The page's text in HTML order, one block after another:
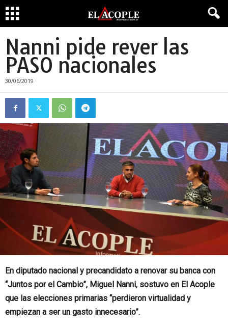
Nanni pide rever las
PASO nacionales
30/06/2019
En diputado nacional y precandidato a renovar su banca con
“Juntos por el Cambio”, Miguel Nanni, sostuvo en El Acople
que las elecciones primarias “perdieron virtualidad y
empiezan a ser un gasto innecesario”.